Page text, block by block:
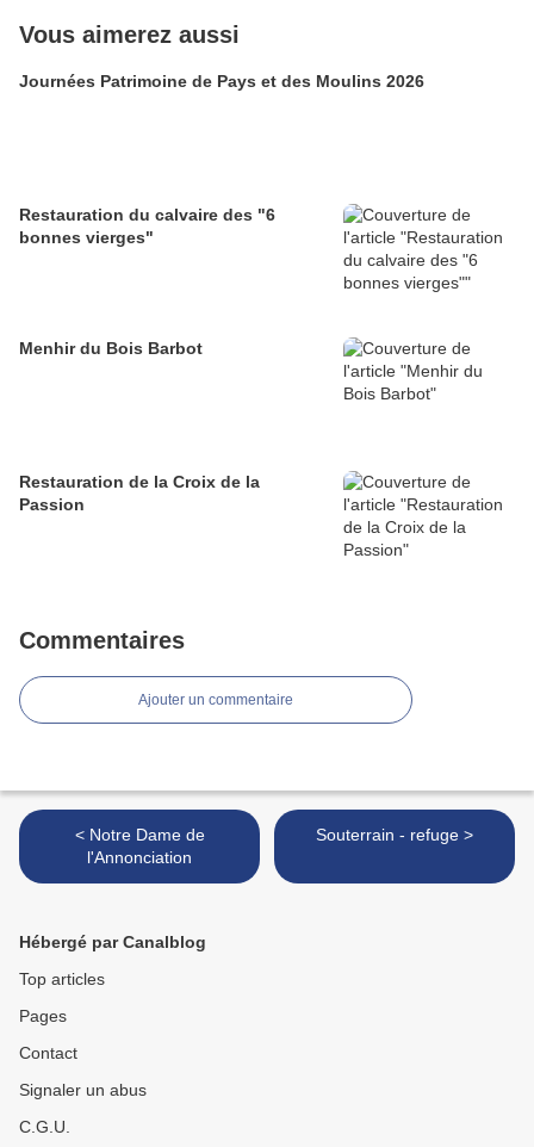
Vous aimerez aussi
Journées Patrimoine de Pays et des Moulins 2026
Restauration du calvaire des "6
bonnes vierges"
Menhir du Bois Barbot
Restauration de la Croix de la
Passion
Commentaires
Ajouter un commentaire
< Notre Dame de
l'Annonciation
Souterrain - refuge >
Hébergé par Canalblog
Top articles
Pages
Contact
Signaler un abus
C.G.U.